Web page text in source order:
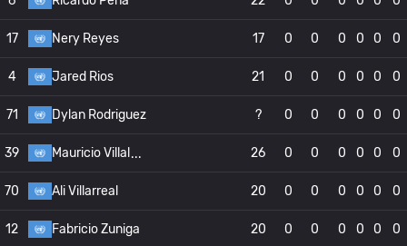
17 Nery Reyes 17 0 0 0 0 0 0
4 Jared Rios 21 0 0 0 0 0 0
71 Dylan Rodriguez ? 0 0 0 0 0 0
39 Mauricio Villal 26 0 0 0 0 0 0
70 Ali Villarreal 20 0 0 0 0 0 0
12 Fabricio Zuniga 20 0 0 0 0 0 0